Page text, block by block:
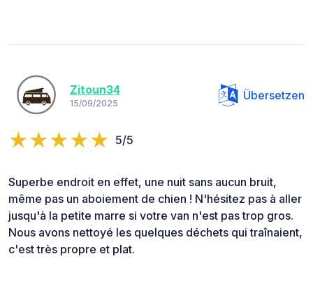
Zitoun34
15/09/2025
Übersetzen
5/5
Superbe endroit en effet, une nuit sans aucun bruit,
même pas un aboiement de chien ! N'hésitez pas à aller
jusqu'à la petite marre si votre van n'est pas trop gros.
Nous avons nettoyé les quelques déchets qui traînaient,
c'est très propre et plat.